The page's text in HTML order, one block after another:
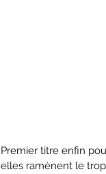
Premier titre enfin
elles ramènent le